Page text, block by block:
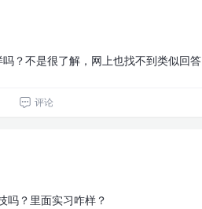
？不是很了解，网上也找不到类似回答
评论
吗？里面实习咋样？